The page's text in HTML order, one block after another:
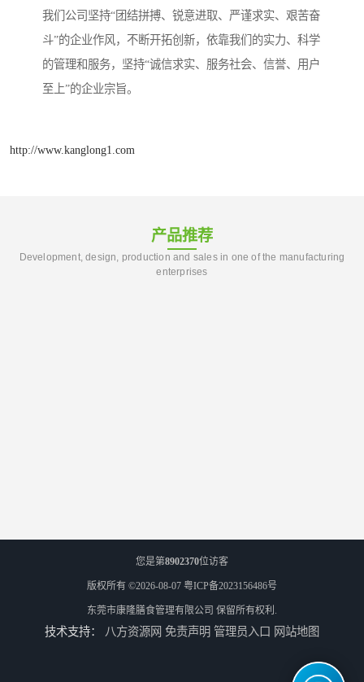
我们公司坚持“团结拼搏、锐意进取、严谨求实、艰苦奋
斗”的企业作风，不断开拓创新，依靠我们的实力、科学
的管理和服务，坚持“诚信求实、服务社会、信誉、用户
至上”的企业宗旨。
http://www.kanglong1.com
产品推荐
Development, design, production and sales in one of the manufacturing
enterprises
您是第8902370位访客
版权所有 ©2026-08-07 粤ICP备2023156486号
东莞市康隆膳食管理有限公司 保留所有权利.
技术支持： 八方资源网 免责声明 管理员入口 网站地图